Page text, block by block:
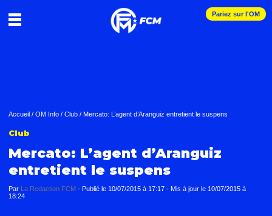
Pariez sur l'OM
Accueil / OM Info / Club / Mercato: L’agent d’Aranguiz entretient le suspens
Club
Mercato: L’agent d’Aranguiz
entretient le suspens
Par La Redaction FCM - Publié le 10/07/2015 à 17:17 - Mis à jour le 10/07/2015 à
18:24